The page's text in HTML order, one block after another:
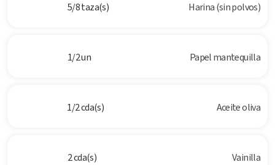
5/8 taza(s) Harina (sin polvos)
1/2 un Papel mantequilla
1/2 cda(s) Aceite oliva
2 cda(s) Vainilla